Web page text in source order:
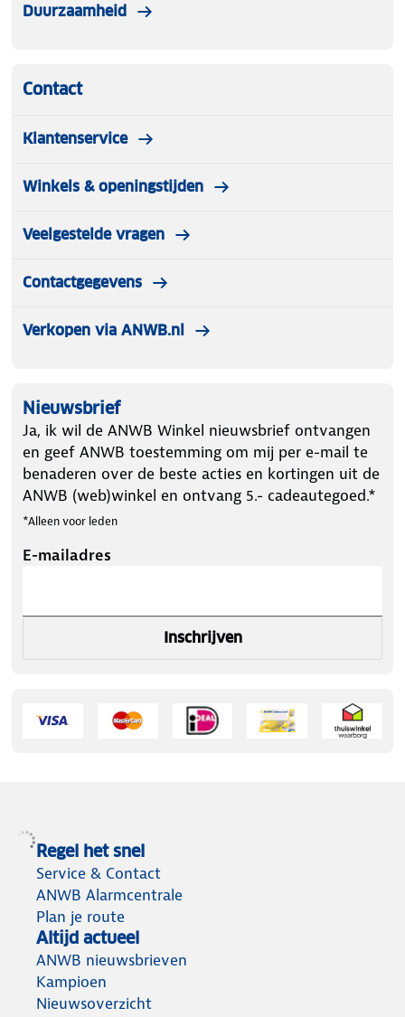
Duurzaamheid
Contact
Klantenservice
Winkels & openingstijden
Veelgestelde vragen
Contactgegevens
Verkopen via ANWB.nl
Nieuwsbrief
Ja, ik wil de ANWB Winkel nieuwsbrief ontvangen
en geef ANWB toestemming om mij per e-mail te
benaderen over de beste acties en kortingen uit de
ANWB (web)winkel en ontvang 5.- cadeautegoed.*
*Alleen voor leden
E-mailadres
Inschrijven
Regel het snel
Service & Contact
ANWB Alarmcentrale
Plan je route
Altijd actueel
ANWB nieuwsbrieven
Kampioen
Nieuwsoverzicht